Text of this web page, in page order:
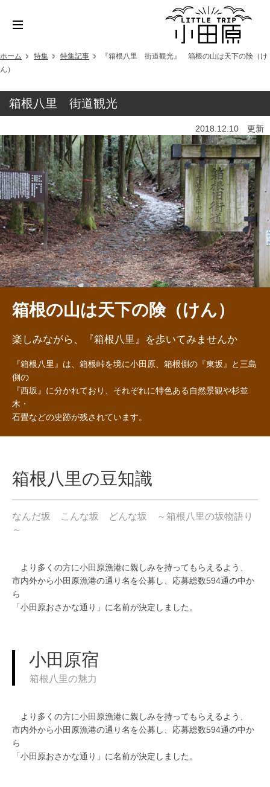
ホーム 特集 特集記事
『箱根八里 街道観光』 箱根の山は天下の険（け
ん）
箱根八里 街道観光
2018.12.10 更新
箱根の山は天下の険（けん）
楽しみながら、『箱根八里』を歩いてみませんか
『箱根八里』は、箱根峠を境に小田原、箱根側の『東坂』と三島
側の
『西坂』に分かれており、それぞれに特色ある自然景観や杉並
木・
石畳などの史跡が残されています。
箱根八里の豆知識
なんだ坂 こんな坂 どんな坂 ～箱根八里の坂物語り
～
より多くの方に小田原漁港に親しみを持ってもらえるよう、
市内外から小田原漁港の通り名を公募し、応募総数594通の中か
ら
「小田原おさかな通り」に名前が決定しました。
小田原宿
箱根八里の魅力
より多くの方に小田原漁港に親しみを持ってもらえるよう、
市内外から小田原漁港の通り名を公募し、応募総数594通の中か
ら
「小田原おさかな通り」に名前が決定しました。